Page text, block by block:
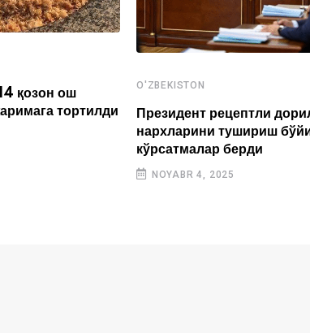
қозон ош
тортилди
O'ZBEKISTON
Президент рецептли
нархларини тушириш
кўрсатмалар берди
NOYABR 4, 2025